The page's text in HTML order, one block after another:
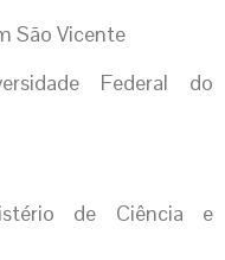
São Vicente
Federal do
de Ciência e